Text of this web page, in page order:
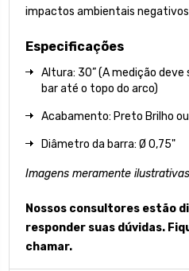
impactos ambientais
Especificações
Altura: 30” (A medição
bar até o topo do arco)
Acabamento: Preto Brilho
Diâmetro da barra: Ø 0,75"
Imagens meramente
Nossos consultores estão
responder suas dúvidas.
chamar.